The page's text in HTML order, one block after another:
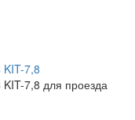
7,8
7,8 для проезда